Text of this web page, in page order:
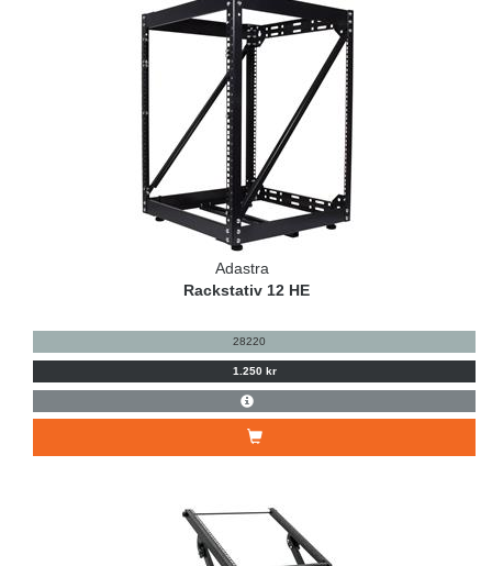
Adastra
Rackstativ 12 HE
28220
1.250 kr